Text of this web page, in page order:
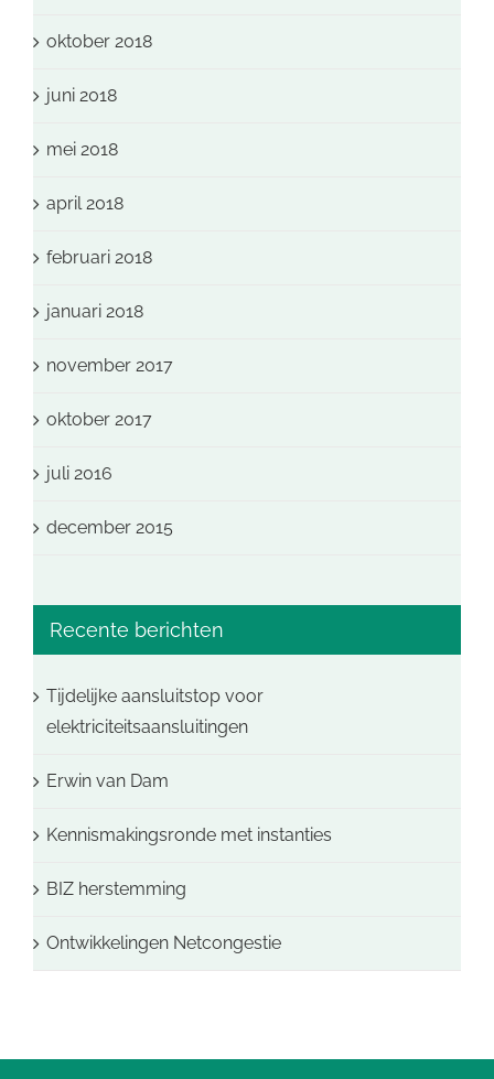
oktober 2018
juni 2018
mei 2018
april 2018
februari 2018
januari 2018
november 2017
oktober 2017
juli 2016
december 2015
Recente berichten
Tijdelijke aansluitstop voor
elektriciteitsaansluitingen
Erwin van Dam
Kennismakingsronde met instanties
BIZ herstemming
Ontwikkelingen Netcongestie